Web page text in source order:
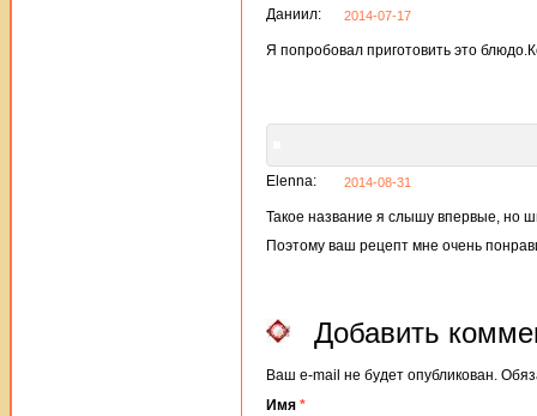
Даниил: 2014-07-17
Я попробовал приготовить это
Elenna: 2014-08-31
Такое название я слышу впервые, но
Поэтому ваш рецепт мне очень
Добавить
Ваш e-mail не будет опубликован.
Имя *